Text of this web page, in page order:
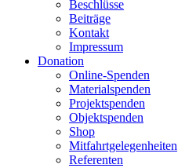
Beschlüsse
Beiträge
Kontakt
Impressum
Donation
Online-Spenden
Materialspenden
Projektspenden
Objektspenden
Shop
Mitfahrtgelegenheiten
Referenten